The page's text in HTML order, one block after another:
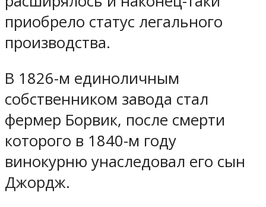
приобрело статус легального
производства.
В 1826-м единоличным
собственником завода стал
фермер Борвик, после смерти
которого в 1840-м году
винокурню унаследовал его сын
Джордж.